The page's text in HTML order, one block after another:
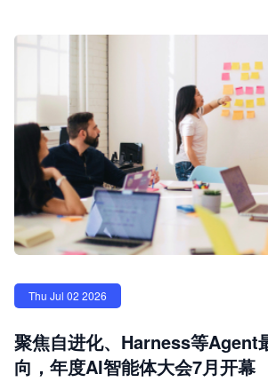
Thu Jul 02 2026
聚焦自进化、Harness等Agent
向，年度AI智能体大会7月开幕